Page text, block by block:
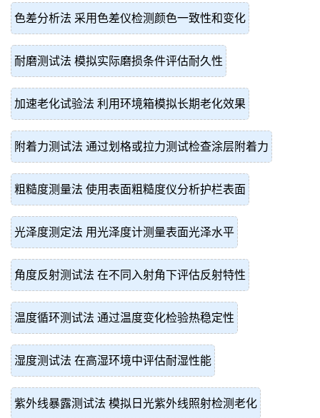
色差分析法 采用色差仪检测颜色一致性和变化
耐磨测试法 模拟实际磨损条件评估耐久性
加速老化试验法 利用环境箱模拟长期老化效果
附着力测试法 通过划格或拉力测试检查涂层附着力
粗糙度测量法 使用表面粗糙度仪分析护栏表面
光泽度测定法 用光泽度计测量表面光泽水平
角度反射测试法 在不同入射角下评估反射特性
温度循环测试法 通过温度变化检验热稳定性
湿度测试法 在高湿环境中评估耐湿性能
紫外线暴露测试法 模拟日光紫外线照射检测老化